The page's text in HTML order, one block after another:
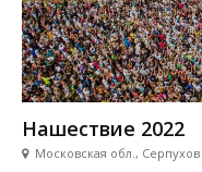
Нашествие 2022
Московская обл., Серпухов